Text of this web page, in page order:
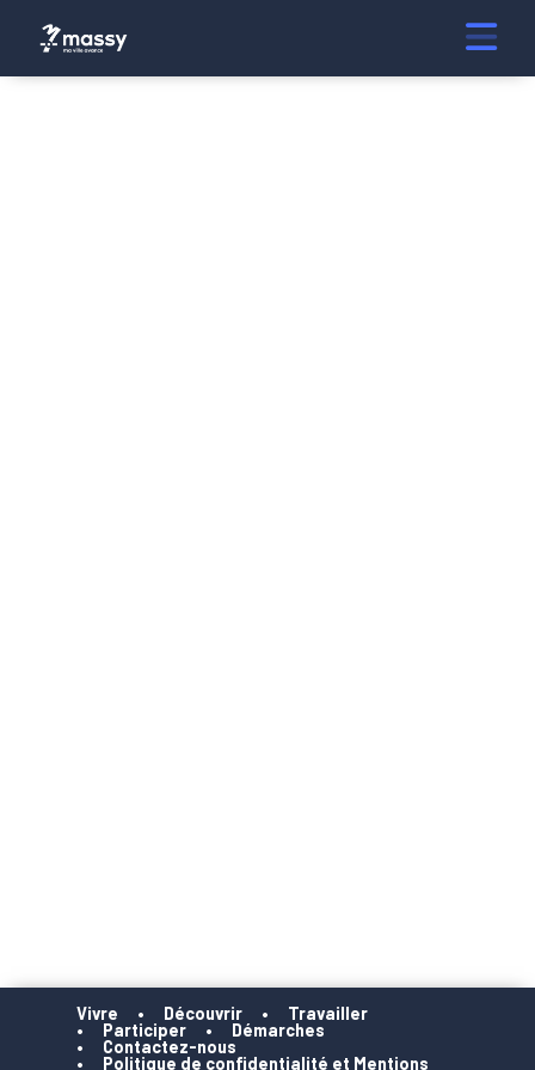
Vivre Découvrir
Travailler
Participer
Démarches
Contactez-nous
Politique de confidentialité et Mentions